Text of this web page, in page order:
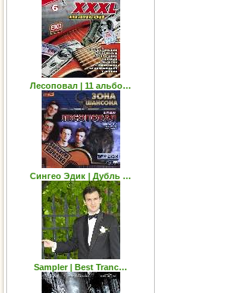
Лесоповал | 11 альбо…
Сингео Эдик | Дубль …
Sampler | Best Tranc…